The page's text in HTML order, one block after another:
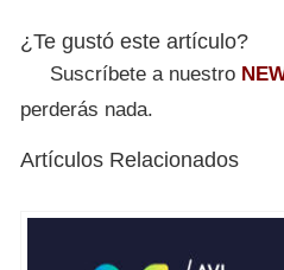
¿Te gustó este artículo?
Suscríbete a nuestro
perderás nada.
Artículos Relacionados